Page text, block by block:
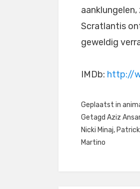
Scratlantis
geweldig
IMDb: http://
Geplaatst in
Getagd Aziz
Nicki Minaj,
Martino